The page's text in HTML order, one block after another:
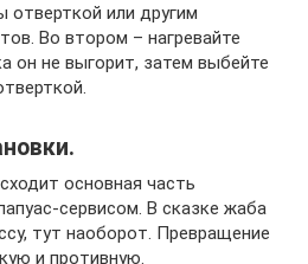
отверткой или другим
Во втором – нагревайте
он не выгорит, затем выбейте
основная часть
сервисом. В сказке жаба
тут наоборот. Превращение
и противную.